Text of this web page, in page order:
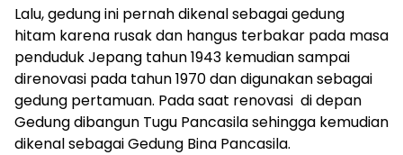
Lalu, gedung ini pernah dikenal sebagai gedung
hitam karena rusak dan hangus terbakar pada masa
penduduk Jepang tahun 1943 kemudian sampai
direnovasi pada tahun 1970 dan digunakan sebagai
gedung pertamuan. Pada saat renovasi di depan
Gedung dibangun Tugu Pancasila sehingga kemudian
dikenal sebagai Gedung Bina Pancasila.